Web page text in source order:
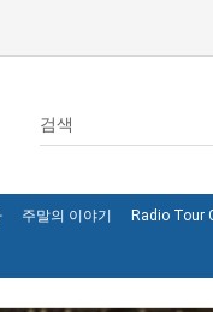
주말의 이야기 Radio Tour